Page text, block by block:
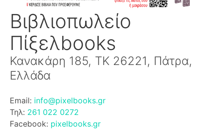
Βιβλιοπωλείο
Πίξελbooks
Κανακάρη 185, ΤΚ 26221, Πάτρα,
Ελλάδα
Email: info@pixelbooks.gr
Τηλ: 261 022 0272
Facebook: pixelbooks.gr